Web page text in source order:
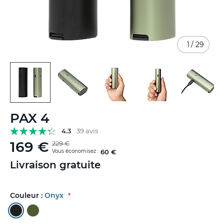
PAX 4
4.3 39 avis
169 € 229 €
Vous économisez : 60 €
Livraison gratuite
Couleur : Onyx
1 / 29
to
the
beginning
of
the
images